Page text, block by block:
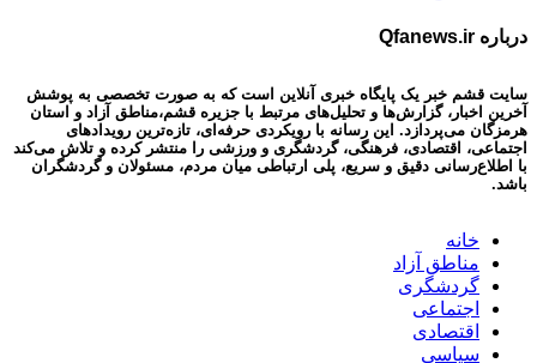
درباره Qfanews.ir
سایت قشم خبر یک پایگاه خبری آنلاین است که به صورت تخصصی به پوشش
آخرین اخبار، گزارش‌ها و تحلیل‌های مرتبط با جزیره قشم،مناطق آزاد و استان
هرمزگان می‌پردازد. این رسانه با رویکردی حرفه‌ای، تازه‌ترین رویدادهای
اجتماعی، اقتصادی، فرهنگی، گردشگری و ورزشی را منتشر کرده و تلاش می‌کند
با اطلاع‌رسانی دقیق و سریع، پلی ارتباطی میان مردم، مسئولان و گردشگران
باشد.
خانه
مناطق آزاد
گردشگری
اجتماعی
اقتصادی
سیاسی